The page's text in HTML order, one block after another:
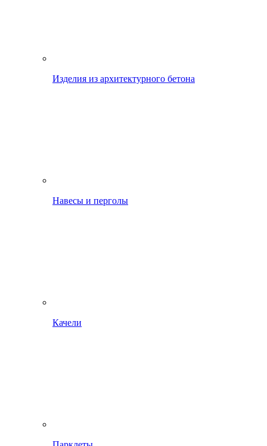
Изделия из архитектурного бетона
Навесы и перголы
Качели